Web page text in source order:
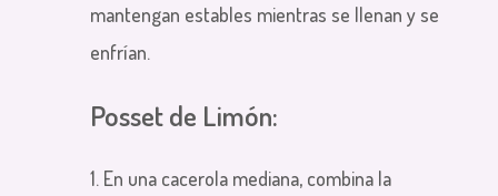
mantengan estables mientras se llenan y se
enfrían.
Posset de Limón:
1. En una cacerola mediana, combina la